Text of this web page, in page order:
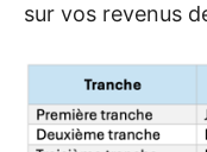
sur vos revenus